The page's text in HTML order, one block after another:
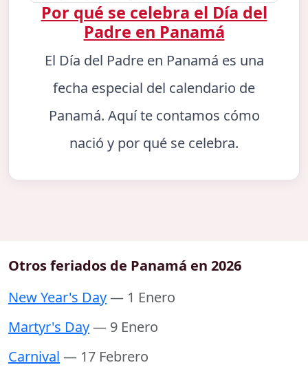
Por qué se celebra el Día del
Padre en Panamá
El Día del Padre en Panamá es una
fecha especial del calendario de
Panamá. Aquí te contamos cómo
nació y por qué se celebra.
Otros feriados de Panamá en 2026
New Year's Day— 1 Enero
Martyr's Day— 9 Enero
Carnival — 17 Febrero